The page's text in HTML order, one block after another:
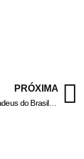
PRÓXIMA
Com críticas, adeus do Brasil à Copa estampa jornais mundo afora